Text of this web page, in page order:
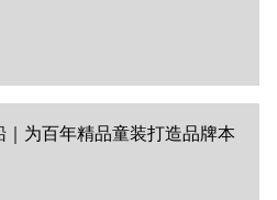
｜为百年精品童装打造品牌本